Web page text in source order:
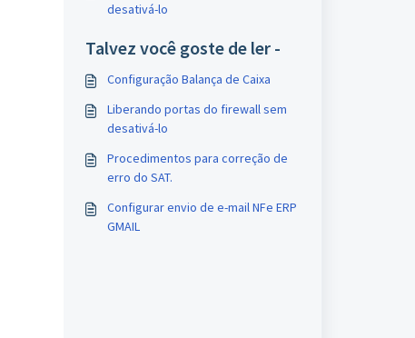
desativá-lo
Talvez você goste de ler -
Configuração Balança de Caixa
Liberando portas do firewall sem
desativá-lo
Procedimentos para correção de
erro do SAT.
Configurar envio de e-mail NFe ERP
GMAIL